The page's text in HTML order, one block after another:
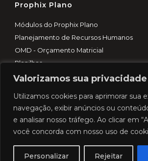
Valorizamos sua privacidade
Utilizamos cookies para aprimorar sua
navegação, exibir anúncios ou
e analisar nosso tráfego. Ao clicar em
você concorda com nosso uso de
Personalizar Rejeitar
Prophix Plano
Módulos do Prophix Plano
Planejamento de Recursos Humanos
OMD - Orçamento Matricial
Planilhas
Institucional
Sobre nós
Trabalhe conosco